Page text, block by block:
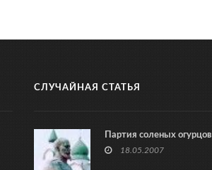
СЛУЧАЙНАЯ СТАТЬЯ
Партия соленых огурцов
18.05.2007